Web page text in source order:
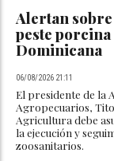
Alertan
peste
Dominicana
06/08/2026 21:11
El presidente de la
Agropecuarios,
Agricultura debe
la ejecución y
zoosanitarios.